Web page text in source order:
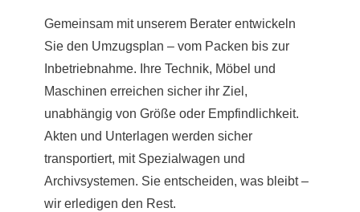
Gemeinsam mit unserem Berater entwickeln
Sie den Umzugsplan – vom Packen bis zur
Inbetriebnahme. Ihre Technik, Möbel und
Maschinen erreichen sicher ihr Ziel,
unabhängig von Größe oder Empfindlichkeit.
Akten und Unterlagen werden sicher
transportiert, mit Spezialwagen und
Archivsystemen. Sie entscheiden, was bleibt –
wir erledigen den Rest.